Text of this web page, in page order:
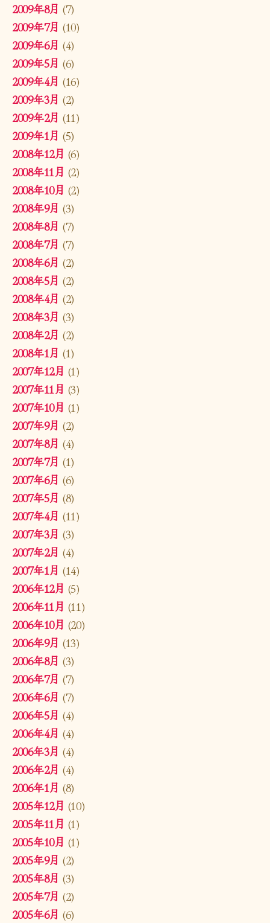
2009年8月 (7)
2009年7月 (10)
2009年6月 (4)
2009年5月 (6)
2009年4月 (16)
2009年3月 (2)
2009年2月 (11)
2009年1月 (5)
2008年12月 (6)
2008年11月 (2)
2008年10月 (2)
2008年9月 (3)
2008年8月 (7)
2008年7月 (7)
2008年6月 (2)
2008年5月 (2)
2008年4月 (2)
2008年3月 (3)
2008年2月 (2)
2008年1月 (1)
2007年12月 (1)
2007年11月 (3)
2007年10月 (1)
2007年9月 (2)
2007年8月 (4)
2007年7月 (1)
2007年6月 (6)
2007年5月 (8)
2007年4月 (11)
2007年3月 (3)
2007年2月 (4)
2007年1月 (14)
2006年12月 (5)
2006年11月 (11)
2006年10月 (20)
2006年9月 (13)
2006年8月 (3)
2006年7月 (7)
2006年6月 (7)
2006年5月 (4)
2006年4月 (4)
2006年3月 (4)
2006年2月 (4)
2006年1月 (8)
2005年12月 (10)
2005年11月 (1)
2005年10月 (1)
2005年9月 (2)
2005年8月 (3)
2005年7月 (2)
2005年6月 (6)